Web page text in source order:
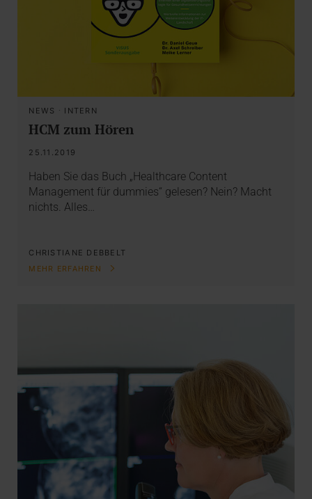
NEWS · INTERN
HCM zum Hören
25.11.2019
Haben Sie das Buch „Healthcare Content
Management für dummies“ gelesen? Nein? Macht
nichts. Alles…
CHRISTIANE DEBBELT
MEHR ERFAHREN